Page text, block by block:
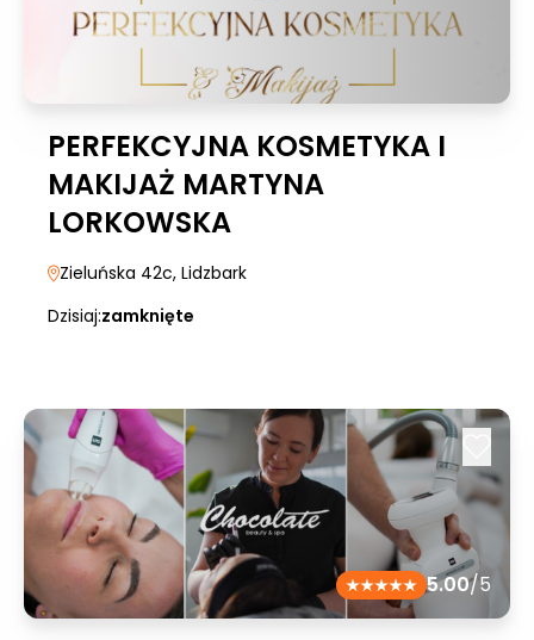
PERFEKCYJNA KOSMETYKA I
MAKIJAŻ MARTYNA
LORKOWSKA
Zieluńska 42c, Lidzbark
Dzisiaj:zamknięte
5.00/5